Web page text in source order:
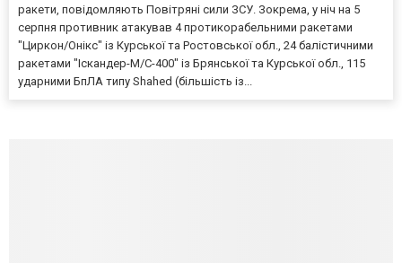
ракети, повідомляють Повітряні сили ЗСУ. Зокрема, у ніч на 5
серпня противник атакував 4 протикорабельними ракетами
"Циркон/Онікс" із Курської та Ростовської обл., 24 балістичними
ракетами "Іскандер-М/С-400" із Брянської та Курської обл., 115
ударними БпЛА типу Shahed (більшість із...